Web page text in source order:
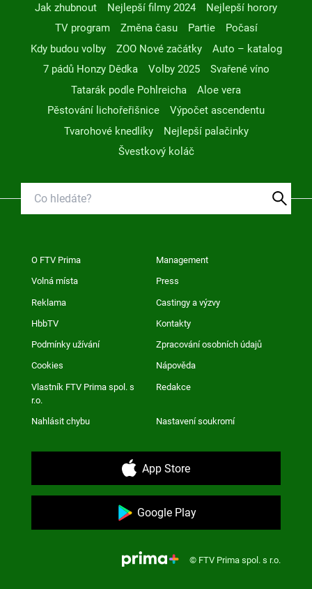
Jak zhubnout Nejlepší filmy 2024
Nejlepší horory
TV program
Změna času Partie
Počasí
Kdy budou volby
ZOO Nové začátky
Auto – katalog
7 pádů Honzy Dědka
Volby 2025
Svařené víno
Tatarák podle Pohlreicha
Aloe vera
Pěstování lichořeřišnice
Výpočet ascendentu
Tvarohové knedlíky
Nejlepší palačinky
Švestkový koláč
O FTV Prima Management
Volná místa Press
Reklama Castingy a výzvy
HbbTV Kontakty
Podmínky užívání Zpracování osobních údajů
Cookies Nápověda
Vlastník FTV Prima spol. s
r.o.
Redakce
Nahlásit chybu Nastavení soukromí
App Store
Google Play
© FTV Prima spol. s r.o.